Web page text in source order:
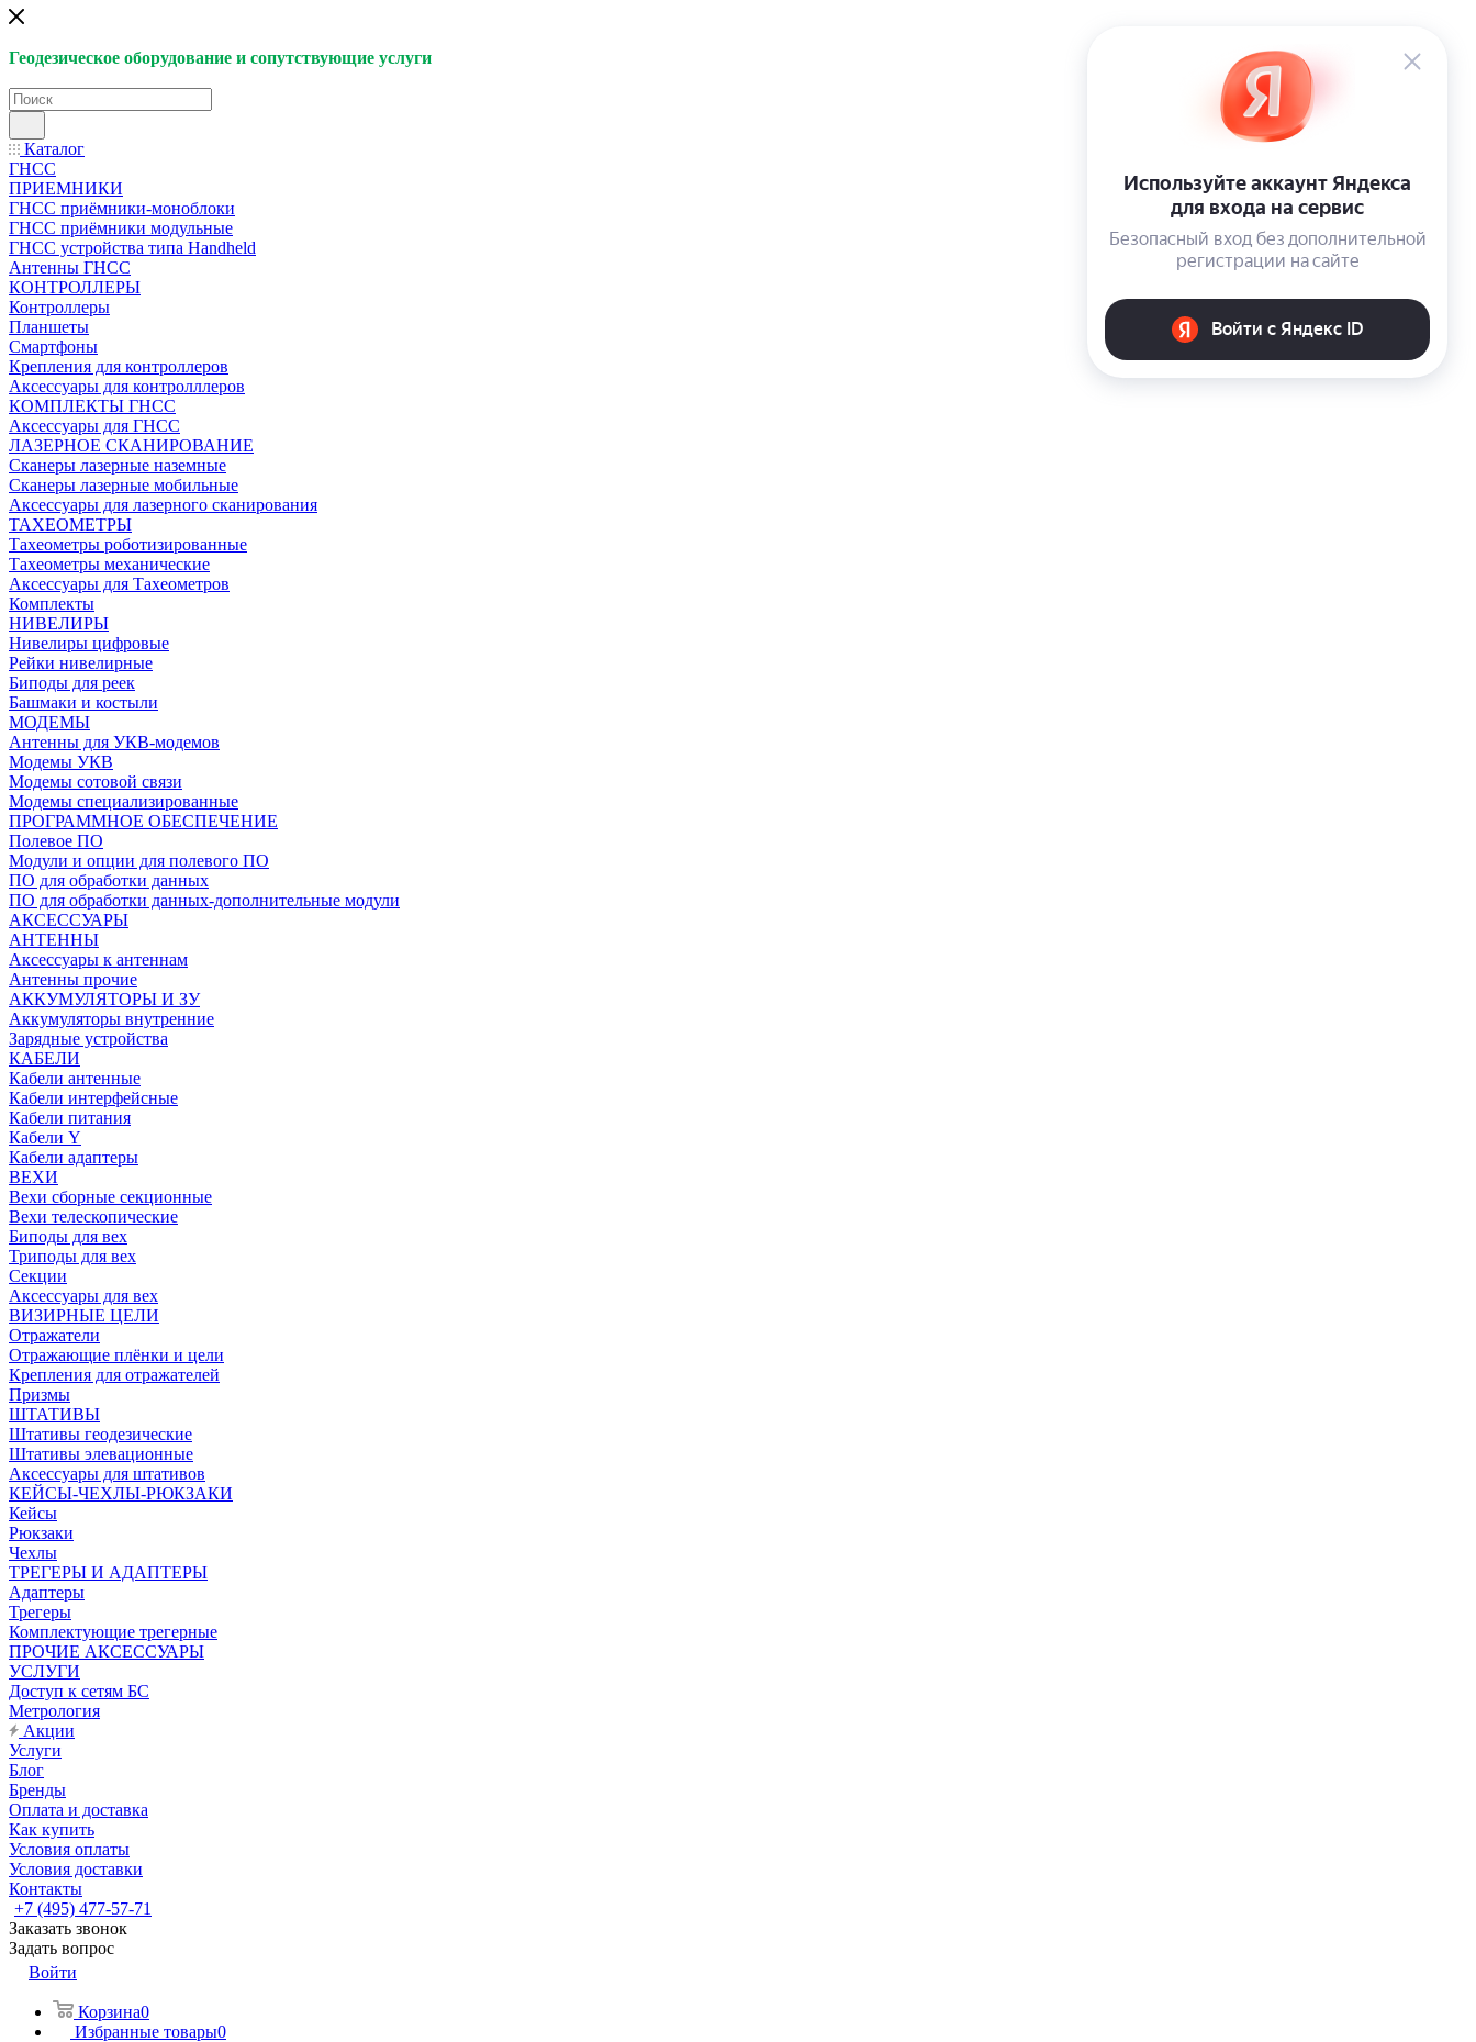
Геодезическое оборудование и сопутствующие услуги
Каталог
ГНСС
ПРИЕМНИКИ
ГНСС приёмники-моноблоки
ГНСС приёмники модульные
ГНСС устройства типа Handheld
Антенны ГНСС
КОНТРОЛЛЕРЫ
Контроллеры
Планшеты
Смартфоны
Крепления для контроллеров
Аксессуары для контролллеров
КОМПЛЕКТЫ ГНСС
Аксессуары для ГНСС
ЛАЗЕРНОЕ СКАНИРОВАНИЕ
Сканеры лазерные наземные
Сканеры лазерные мобильные
Аксессуары для лазерного сканирования
ТАХЕОМЕТРЫ
Тахеометры роботизированные
Тахеометры механические
Аксессуары для Тахеометров
Комплекты
НИВЕЛИРЫ
Нивелиры цифровые
Рейки нивелирные
Биподы для реек
Башмаки и костыли
МОДЕМЫ
Антенны для УКВ-модемов
Модемы УКВ
Модемы сотовой связи
Модемы специализированные
ПРОГРАММНОЕ ОБЕСПЕЧЕНИЕ
Полевое ПО
Модули и опции для полевого ПО
ПО для обработки данных
ПО для обработки данных-дополнительные модули
АКСЕССУАРЫ
АНТЕННЫ
Аксессуары к антеннам
Антенны прочие
АККУМУЛЯТОРЫ И ЗУ
Аккумуляторы внутренние
Зарядные устройства
КАБЕЛИ
Кабели антенные
Кабели интерфейсные
Кабели питания
Кабели Y
Кабели адаптеры
ВЕХИ
Вехи сборные секционные
Вехи телескопические
Биподы для вех
Триподы для вех
Секции
Аксессуары для вех
ВИЗИРНЫЕ ЦЕЛИ
Отражатели
Отражающие плёнки и цели
Крепления для отражателей
Призмы
ШТАТИВЫ
Штативы геодезические
Штативы элевационные
Аксессуары для штативов
КЕЙСЫ-ЧЕХЛЫ-РЮКЗАКИ
Кейсы
Рюкзаки
Чехлы
ТРЕГЕРЫ И АДАПТЕРЫ
Адаптеры
Трегеры
Комплектующие трегерные
ПРОЧИЕ АКСЕССУАРЫ
УСЛУГИ
Доступ к сетям БС
Метрология
Акции
Услуги
Блог
Бренды
Оплата и доставка
Как купить
Условия оплаты
Условия доставки
Контакты
+7 (495) 477-57-71
Заказать звонок
Задать вопрос
Войти
Корзина0
Избранные товары0